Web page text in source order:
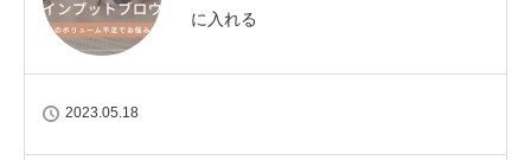
に入れる
2023.05.18